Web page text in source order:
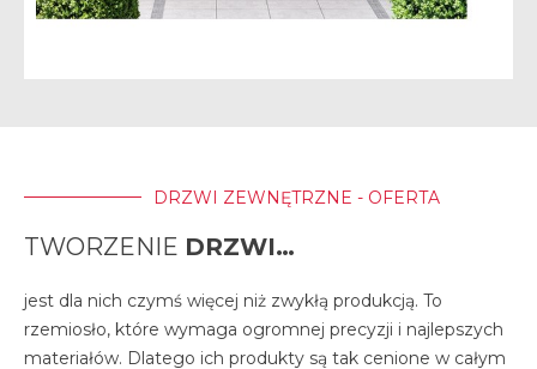
DRZWI ZEWNĘTRZNE - OFERTA
TWORZENIE DRZWI…
jest dla nich czymś więcej niż zwykłą produkcją. To
rzemiosło, które wymaga ogromnej precyzji i najlepszych
materiałów. Dlatego ich produkty są tak cenione w całym